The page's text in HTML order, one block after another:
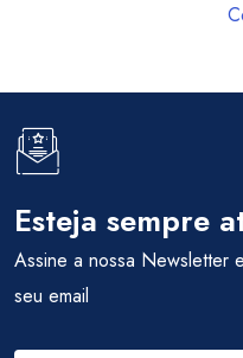
Esteja sempre
Assine a nossa Newsletter
seu email